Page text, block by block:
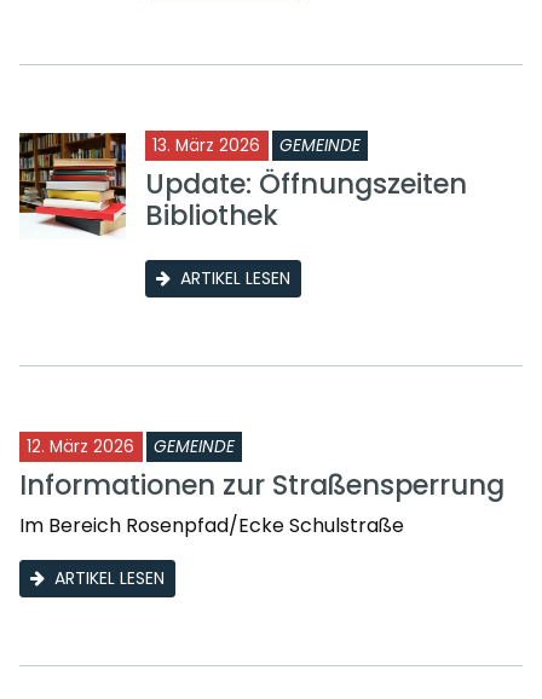
13. März 2026 GEMEINDE
Update: Öffnungszeiten
Bibliothek
ARTIKEL LESEN
12. März 2026 GEMEINDE
Informationen zur Straßensperrung
Im Bereich Rosenpfad/Ecke Schulstraße
ARTIKEL LESEN